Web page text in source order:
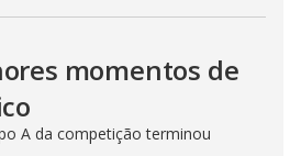
momentos de
A da competição terminou